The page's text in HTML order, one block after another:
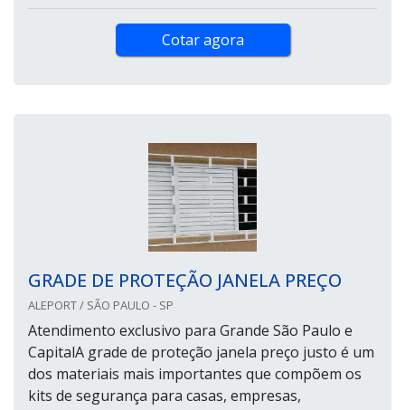
Cotar agora
GRADE DE PROTEÇÃO JANELA PREÇO
ALEPORT / SÃO PAULO - SP
Atendimento exclusivo para Grande São Paulo e
CapitalA grade de proteção janela preço justo é um
dos materiais mais importantes que compõem os
kits de segurança para casas, empresas,